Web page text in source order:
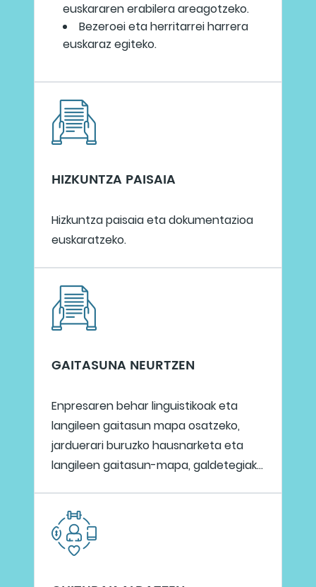
euskararen erabilera areagotzeko.
Bezeroei eta herritarrei harrera
euskaraz egiteko.
HIZKUNTZA PAISAIA
Hizkuntza paisaia eta dokumentazioa
euskaratzeko.
GAITASUNA NEURTZEN
Enpresaren behar linguistikoak eta
langileen gaitasun mapa osatzeko,
jarduerari buruzko hausnarketa eta
langileen gaitasun-mapa, galdetegiak...